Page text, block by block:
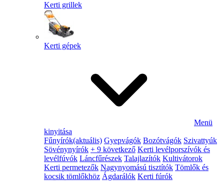
Kerti grillek
Kerti gépek
Menü
kinyitása
Fűnyírók(aktuális) Gyepvágók Bozótvágók Szivattyúk
Sövénynyírók + 9 következő Kerti levélporszívók és
levélfúvók Láncfűrészek Talajlazítók Kultivátorok
Kerti permetezők Nagynyomású tisztítók Tömlők és
kocsik tömlőkhöz Ágdarálók Kerti fúrók